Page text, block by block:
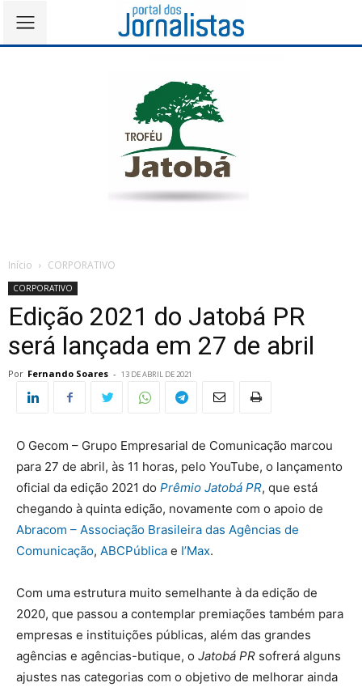
Início CORPORATIVO
CORPORATIVO
Edição 2021 do Jatobá PR
será lançada em 27 de abril
Por Fernando Soares - 13 DE ABRIL DE 2021
O Gecom – Grupo Empresarial de Comunicação marcou
para 27 de abril, às 11 horas, pelo YouTube, o lançamento
oficial da edição 2021 do Prêmio Jatobá PR, que está
chegando à quinta edição, novamente com o apoio de
Abracom – Associação Brasileira das Agências de
Comunicação, ABCPública e I’Max.
Com uma estrutura muito semelhante à da edição de
2020, que passou a contemplar premiações também para
empresas e instituições públicas, além das grandes
agências e agências-butique, o Jatobá PR sofrerá alguns
ajustes nas categorias com o objetivo de melhorar ainda